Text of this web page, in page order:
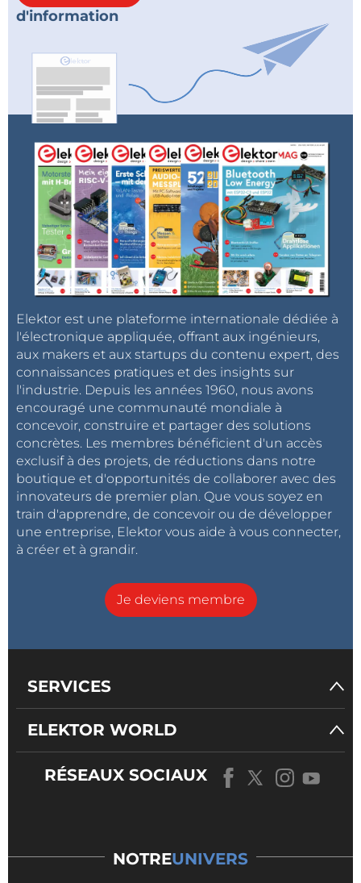
d'information
Elektor est une plateforme internationale dédiée à
l'électronique appliquée, offrant aux ingénieurs,
aux makers et aux startups du contenu expert, des
connaissances pratiques et des insights sur
l'industrie. Depuis les années 1960, nous avons
encouragé une communauté mondiale à
concevoir, construire et partager des solutions
concrètes. Les membres bénéficient d'un accès
exclusif à des projets, de réductions dans notre
boutique et d'opportunités de collaborer avec des
innovateurs de premier plan. Que vous soyez en
train d'apprendre, de concevoir ou de développer
une entreprise, Elektor vous aide à vous connecter,
à créer et à grandir.
Je deviens membre
SERVICES
ELEKTOR WORLD
RÉSEAUX SOCIAUX
NOTREUNIVERS